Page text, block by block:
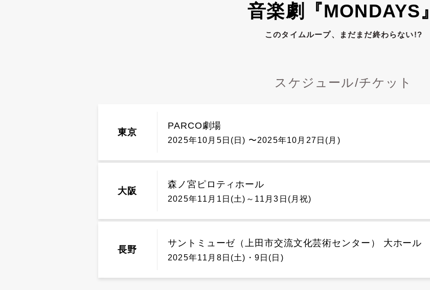
音楽劇『MONDAYS』
このタイムループ、まだまだ終わらない!?
スケジュール/チケット
東京
PARCO劇場
2025年10月5日(日) 〜2025年10月27日(月)
大阪
森ノ宮ピロティホール
2025年11月1日(土)～11月3日(月祝)
長野
サントミューゼ（上田市交流文化芸術センター） 大ホール
2025年11月8日(土)・9日(日)